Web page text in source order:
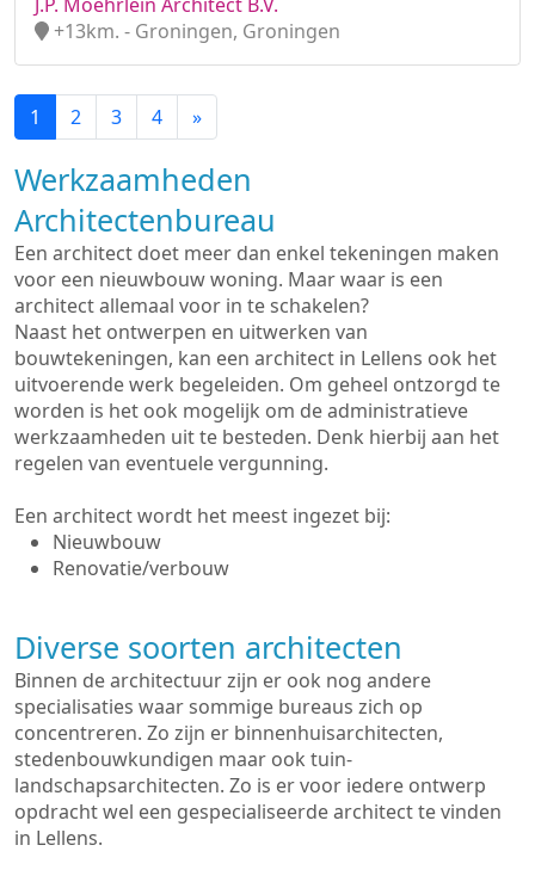
+13km. - Groningen, Groningen
1 2 3 4 »
Werkzaamheden
Architectenbureau
Een architect doet meer dan enkel tekeningen maken
voor een nieuwbouw woning. Maar waar is een
architect allemaal voor in te schakelen?
Naast het ontwerpen en uitwerken van
bouwtekeningen, kan een architect in Lellens ook het
uitvoerende werk begeleiden. Om geheel ontzorgd te
worden is het ook mogelijk om de administratieve
werkzaamheden uit te besteden. Denk hierbij aan het
regelen van eventuele vergunning.
Een architect wordt het meest ingezet bij:
Nieuwbouw
Renovatie/verbouw
Diverse soorten architecten
Binnen de architectuur zijn er ook nog andere
specialisaties waar sommige bureaus zich op
concentreren. Zo zijn er binnenhuisarchitecten,
stedenbouwkundigen maar ook tuin-
landschapsarchitecten. Zo is er voor iedere ontwerp
opdracht wel een gespecialiseerde architect te vinden
in Lellens.